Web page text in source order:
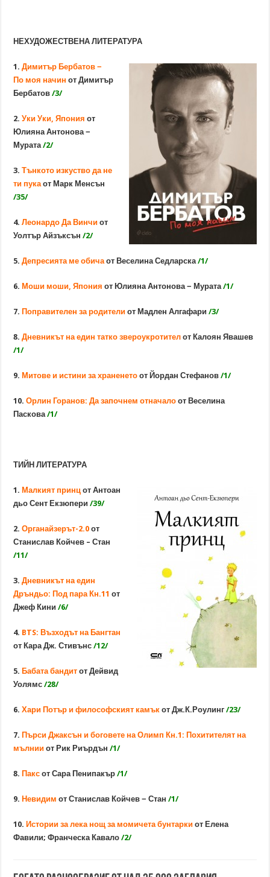
НЕХУДОЖЕСТВЕНА ЛИТЕРАТУРА
1.Димитър Бербатов −
По моя начин от Димитър
Бербатов/3/
2.Уки Уки, Японияот
Юлияна Антонова−
Мурата/2/
3.Тънкото изкуство да не
ти пукаот Марк Менсън
/35/
4.Леонардо Да Винчи от
Уолтър Айзъксън/2/
5.Депресията ме обичаот Веселина Седларска/1/
6. Моши моши, Японияот Юлияна Антонова − Мурата/1/
7. Поправителен за родители от Мадлен Алгафари/3/
8.Дневникът на един татко звероукротител от Калоян Явашев
/1/
9. Митове и истини за храненето от Йордан Стефанов/1/
10.Орлин Горанов: Да започнем отначало от Веселина
Паскова/1/
ТИЙН ЛИТЕРАТУРА
1. Малкият принц от Антоан
дьо Сент Екзюпери/39/
2.Органайзерът-2.0 от
Станислав Койчев – Стан
/11/
3.Дневникът на един
Дръндьо: Под пара Кн.11 от
Джеф Кини/6/
4. BTS: Възходът на Бангтан
от Кара Дж. Стивънс/12/
5. Бабата бандит от Дейвид
Уолямс/28/
6.Хари Потър и философският камък от Дж.К.Роулинг/23/
7. Пърси Джаксън и боговете на Олимп Кн.1: Похитителят на
мълнии от Рик Риърдън/1/
8. Пакс от Сара Пенипакър/1/
9. Невидим от Станислав Койчев − Стан/1/
10. Истории за лека нощ за момичета бунтарки от Елена
Фавили; Франческа Кавало/2/